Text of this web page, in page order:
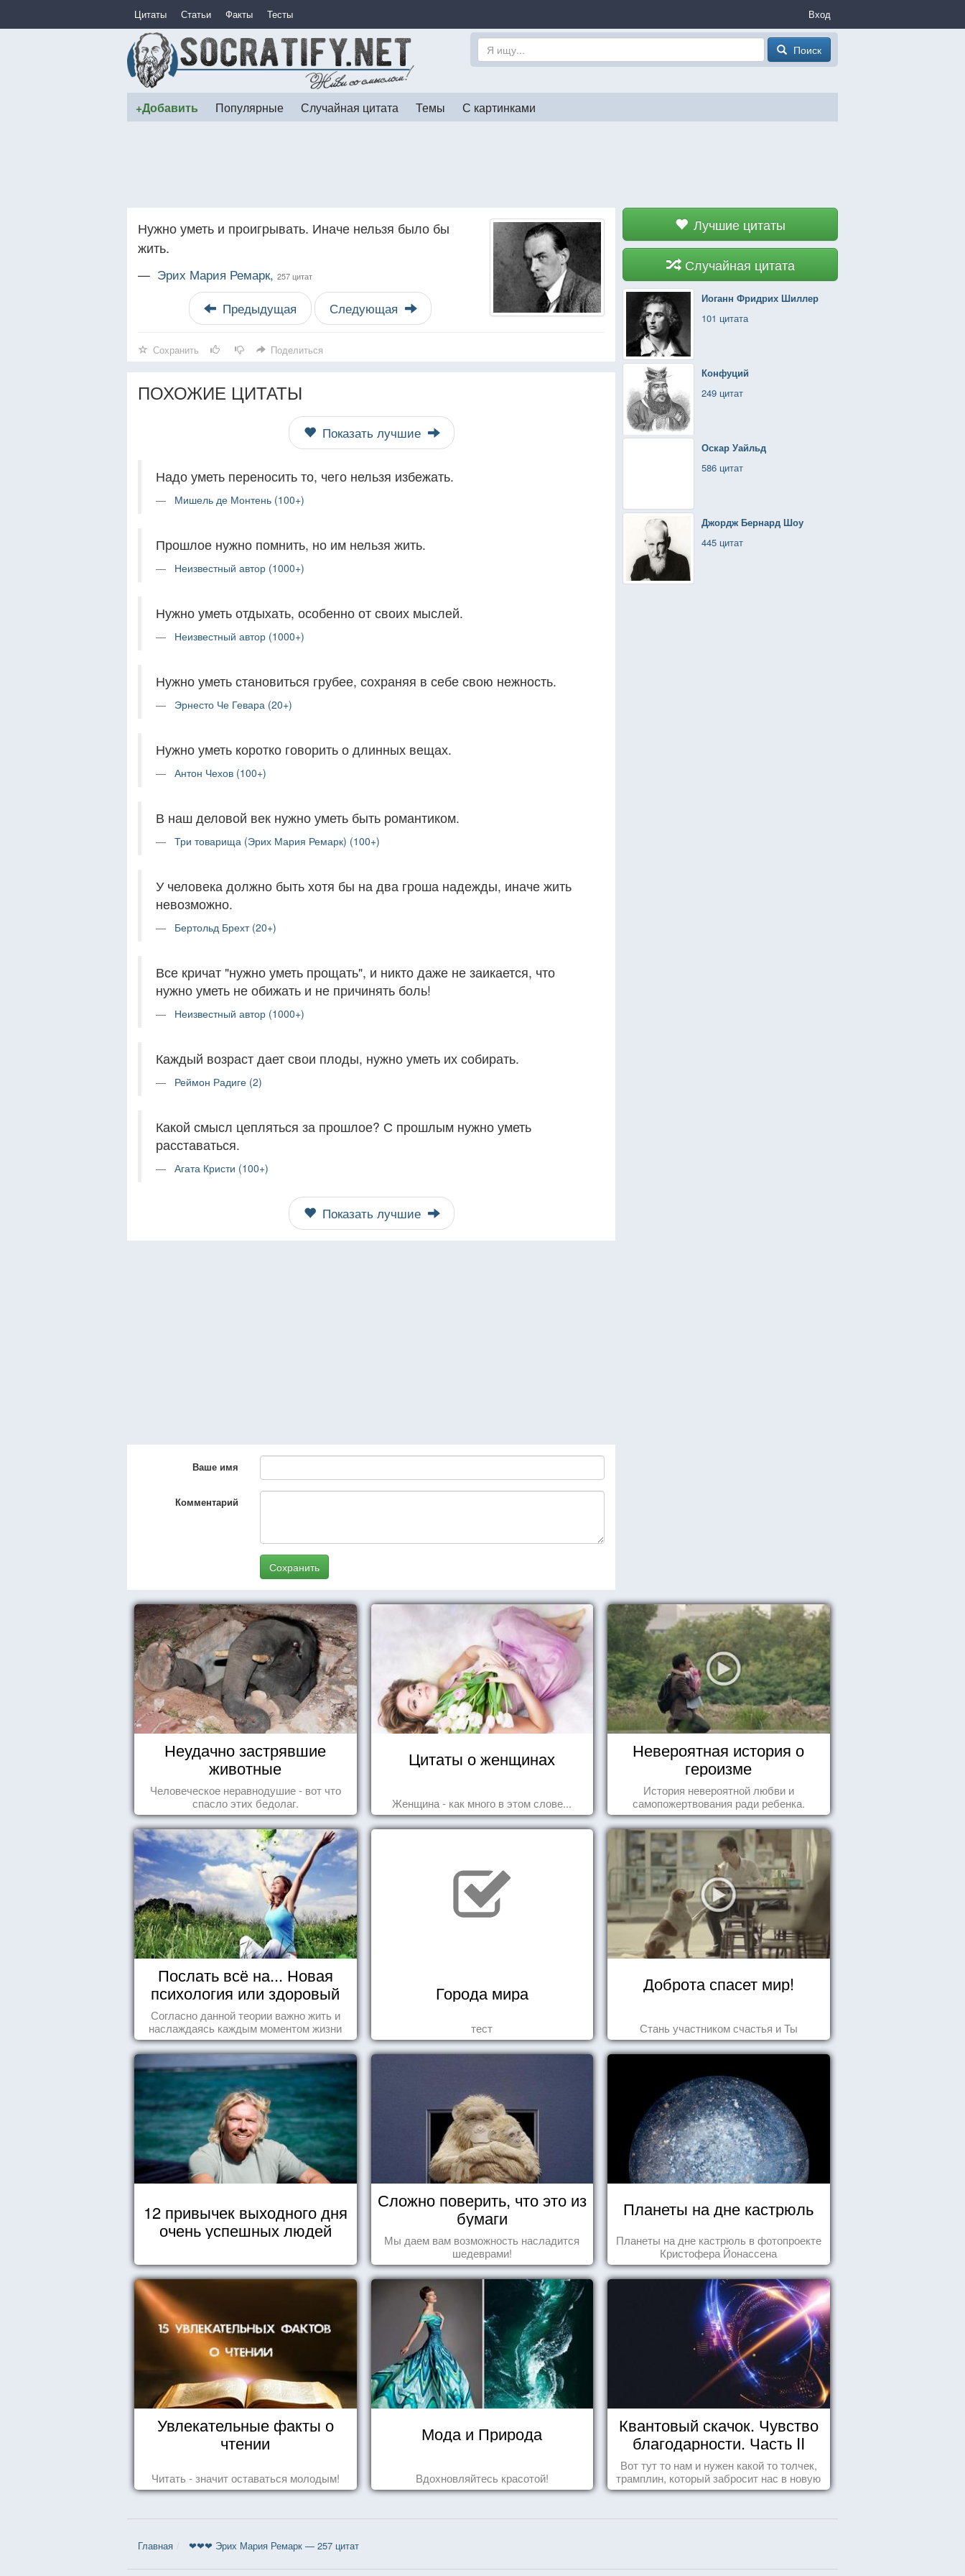
Цитаты Статьи Факты Тесты Вход
Поиск
+Добавить Популярные Случайная цитата Темы С картинками
Лучшие цитаты
Случайная цитата
Иоганн Фридрих Шиллер
101 цитата
Конфуций
249 цитат
Оскар Уайльд
586 цитат
Джордж Бернард Шоу
445 цитат
Нужно уметь и проигрывать. Иначе нельзя было бы
жить.
— Эрих Мария Ремарк, 257 цитат
Предыдущая Следующая
Сохранить Поделиться
ПОХОЖИЕ ЦИТАТЫ
Показать лучшие
Надо уметь переносить то, чего нельзя избежать.
Мишель де Монтень (100+)
Прошлое нужно помнить, но им нельзя жить.
Неизвестный автор (1000+)
Нужно уметь отдыхать, особенно от своих мыслей.
Неизвестный автор (1000+)
Нужно уметь становиться грубее, сохраняя в себе свою нежность.
Эрнесто Че Гевара (20+)
Нужно уметь коротко говорить о длинных вещах.
Антон Чехов (100+)
В наш деловой век нужно уметь быть романтиком.
Три товарища (Эрих Мария Ремарк) (100+)
У человека должно быть хотя бы на два гроша надежды, иначе жить
невозможно.
Бертольд Брехт (20+)
Все кричат "нужно уметь прощать", и никто даже не заикается, что
нужно уметь не обижать и не причинять боль!
Неизвестный автор (1000+)
Каждый возраст дает свои плоды, нужно уметь их собирать.
Реймон Радиге (2)
Какой смысл цепляться за прошлое? С прошлым нужно уметь
расставаться.
Агата Кристи (100+)
Показать лучшие
Ваше имя
Комментарий
Сохранить
Неудачно застрявшие
животные
Человеческое неравнодушие - вот что
спасло этих бедолаг.
Цитаты о женщинах
Женщина - как много в этом слове...
Невероятная история о
героизме
История невероятной любви и
самопожертвования ради ребенка.
Послать всё на... Новая
психология или здоровый
пофигизм.
Согласно данной теории важно жить и
наслаждаясь каждым моментом жизни
осознанно и с удовольствием. Как это,
попробуем разобраться на реальных
примерах.
Города мира
тест
Доброта спасет мир!
Стань участником счастья и Ты
12 привычек выходного дня
очень успешных людей
Сложно поверить, что это из
бумаги
Мы даем вам возможность насладится
шедеврами!
Планеты на дне кастрюль
Планеты на дне кастрюль в фотопроекте
Кристофера Йонассена
Увлекательные факты о
чтении
Читать - значит оставаться молодым!
Мода и Природа
Вдохновляйтесь красотой!
Квантовый скачок. Чувство
благодарности. Часть II
Вот тут то нам и нужен какой то толчек,
трамплин, который забросит нас в новую
реальность. БЛАГОДАРНОСТЬ.
Главная ❤❤❤ Эрих Мария Ремарк — 257 цитат